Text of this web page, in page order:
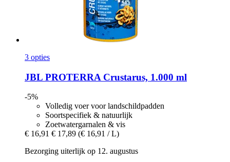
3 opties
JBL PROTERRA Crustarus, 1.000 ml
-5%
Volledig voer voor landschildpadden
Soortspecifiek & natuurlijk
Zoetwatergarnalen & vis
€ 16,91 € 17,89 (€ 16,91 / L)
Bezorging uiterlijk op 12. augustus